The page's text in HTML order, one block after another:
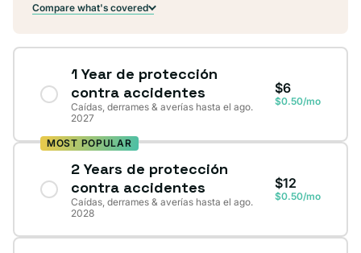
Compare what's covered
1 Year de protección
contra accidentes
Caídas, derrames & averías hasta el ago.
2027
$6
$0.50/mo
MOST POPULAR
2 Years de protección
contra accidentes
Caídas, derrames & averías hasta el ago.
2028
$12
$0.50/mo